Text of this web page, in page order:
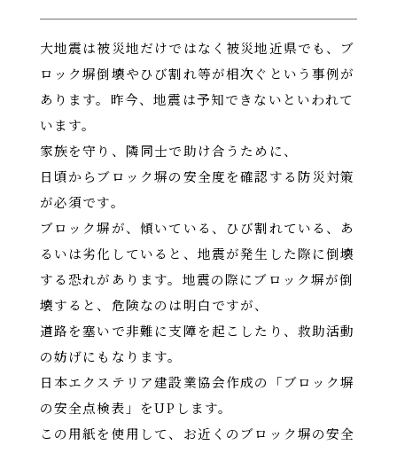
大地震は被災地だけではなく被災地近県でも、ブ
ロック塀倒壊やひび割れ等が相次ぐという事例が
あります。昨今、地震は予知できないといわれて
います。
家族を守り、隣同士で助け合うために、
日頃からブロック塀の安全度を確認する防災対策
が必須です。
ブロック塀が、傾いている、ひび割れている、あ
るいは劣化していると、地震が発生した際に倒壊
する恐れがあります。地震の際にブロック塀が倒
壊すると、危険なのは明白ですが、
道路を塞いで非難に支障を起こしたり、救助活動
の妨げにもなります。
日本エクステリア建設業協会作成の「ブロック塀
の安全点検表」をUPします。
この用紙を使用して、お近くのブロック塀の安全